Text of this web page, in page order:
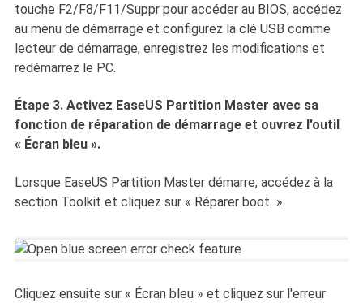
touche F2/F8/F11/Suppr pour accéder au BIOS, accédez
au menu de démarrage et configurez la clé USB comme
lecteur de démarrage, enregistrez les modifications et
redémarrez le PC.
Étape 3. Activez EaseUS Partition Master avec sa
fonction de réparation de démarrage et ouvrez l'outil
« Écran bleu ».
Lorsque EaseUS Partition Master démarre, accédez à la
section Toolkit et cliquez sur « Réparer boot ».
Cliquez ensuite sur « Écran bleu » et cliquez sur l'erreur